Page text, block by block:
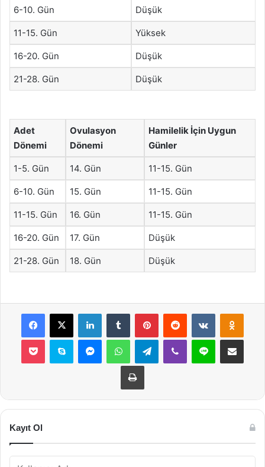
6-10. Gün Düşük
11-15. Gün Yüksek
16-20. Gün Düşük
21-28. Gün Düşük
Adet
Dönemi
Ovulasyon
Dönemi
Hamilelik İçin Uygun
Günler
1-5. Gün 14. Gün 11-15. Gün
6-10. Gün 15. Gün 11-15. Gün
11-15. Gün 16. Gün 11-15. Gün
16-20. Gün 17. Gün Düşük
21-28. Gün 18. Gün Düşük
Facebook
X LinkedInTumblr PinterestReddit VKontakte
Pocket Skype MessengerWhatsAppTelegramViber Line E-Posta ile
Yazdır
Kayıt Ol